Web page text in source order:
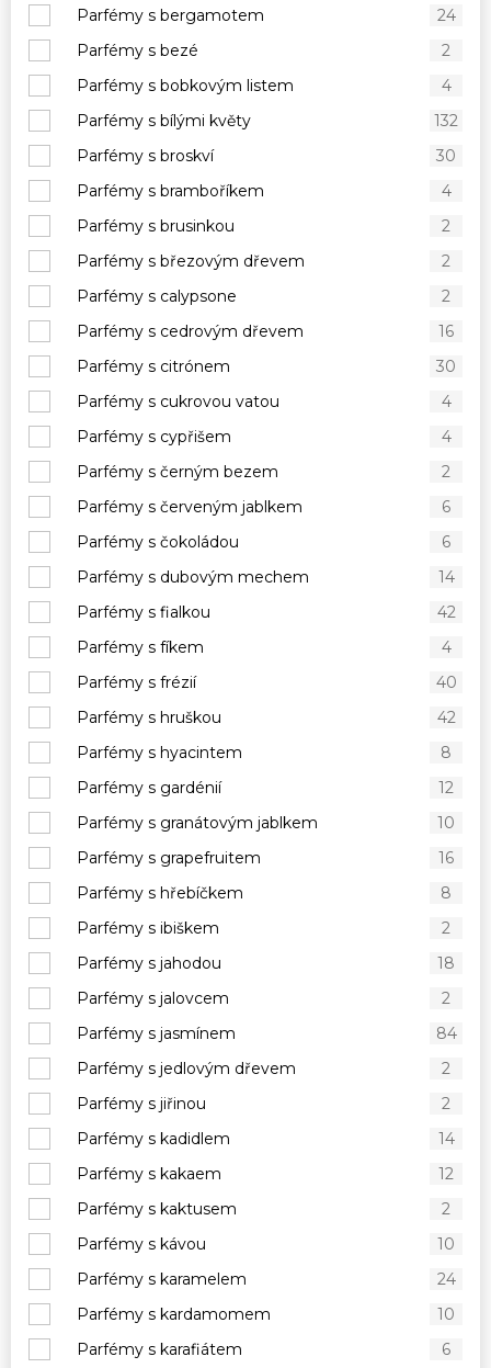
Parfémy s bergamotem
24
Parfémy s bezé
2
Parfémy s bobkovým listem
4
Parfémy s bílými květy
132
Parfémy s broskví
30
Parfémy s bramboříkem
4
Parfémy s brusinkou
2
Parfémy s březovým dřevem
2
Parfémy s calypsone
2
Parfémy s cedrovým dřevem
16
Parfémy s citrónem
30
Parfémy s cukrovou vatou
4
Parfémy s cypřišem
4
Parfémy s černým bezem
2
Parfémy s červeným jablkem
6
Parfémy s čokoládou
6
Parfémy s dubovým mechem
14
Parfémy s fialkou
42
Parfémy s fíkem
4
Parfémy s frézií
40
Parfémy s hruškou
42
Parfémy s hyacintem
8
Parfémy s gardénií
12
Parfémy s granátovým jablkem
10
Parfémy s grapefruitem
16
Parfémy s hřebíčkem
8
Parfémy s ibiškem
2
Parfémy s jahodou
18
Parfémy s jalovcem
2
Parfémy s jasmínem
84
Parfémy s jedlovým dřevem
2
Parfémy s jiřinou
2
Parfémy s kadidlem
14
Parfémy s kakaem
12
Parfémy s kaktusem
2
Parfémy s kávou
10
Parfémy s karamelem
24
Parfémy s kardamomem
10
Parfémy s karafiátem
6